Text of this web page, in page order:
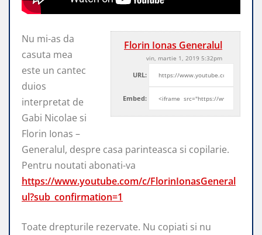
Florin Ionas Generalul
vin, martie 1, 2019 5:32pm
URL:
Embed:
Nu mi-as da
casuta mea
este un cantec
duios
interpretat de
Gabi Nicolae si
Florin Ionas –
Generalul, despre casa parinteasca si copilarie.
Pentru noutati abonati-va
https://www.youtube.com/c/FlorinIonasGeneral
ul?sub_confirmation=1
Toate drepturile rezervate. Nu copiati si nu